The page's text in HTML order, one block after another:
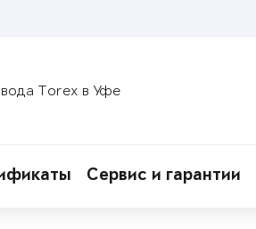
Torex в Уфе
Сервис и гарантии